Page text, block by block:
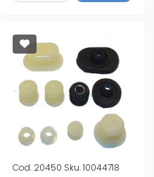
Cod. 20450 Sku.10044718